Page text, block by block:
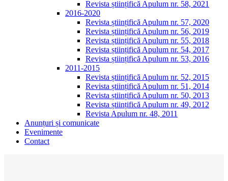
Revista științifică Apulum nr. 58, 2021
2016-2020
Revista științifică Apulum nr. 57, 2020
Revista științifică Apulum nr. 56, 2019
Revista științifică Apulum nr. 55, 2018
Revista științifică Apulum nr. 54, 2017
Revista științifică Apulum nr. 53, 2016
2011-2015
Revista științifică Apulum nr. 52, 2015
Revista științifică Apulum nr. 51, 2014
Revista științifică Apulum nr. 50, 2013
Revista științifică Apulum nr. 49, 2012
Revista Apulum nr. 48, 2011
Anunțuri și comunicate
Evenimente
Contact